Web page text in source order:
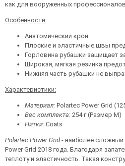
как для вооруженных
Особенности:
Анатомический крой
Плоские и эластичные швы
Горловина рубашки защищает
Широкая, мягкая резинка
Нижняя часть рубашки не
Характеристики:
Материал: Polartec Power Grid
Вес комплекта: 254 г (Размер М)
Нитки: Coats
Polartec Power Grid- наиболее сложный
Power Grid 2018 года. Благодаря
теплоту и эластичность. Такая